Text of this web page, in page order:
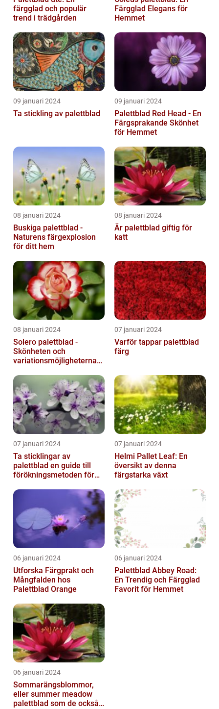
färgglad och populär
trend i trädgården
Färgglad Elegans för
Hemmet
09 januari 2024
Ta stickling av palettblad
09 januari 2024
Palettblad Red Head - En
Färgsprakande Skönhet
för Hemmet
08 januari 2024
Buskiga palettblad -
Naturens färgexplosion
för ditt hem
08 januari 2024
Är palettblad giftig för
katt
08 januari 2024
Solero palettblad -
Skönheten och
variationsmöjligheterna
07 januari 2024
Varför tappar palettblad
färg
07 januari 2024
Ta sticklingar av
palettblad en guide till
förökningsmetoden för
07 januari 2024
Helmi Pallet Leaf: En
översikt av denna
färgstarka växt
06 januari 2024
Utforska Färgprakt och
Mångfalden hos
Palettblad Orange
06 januari 2024
Palettblad Abbey Road:
En Trendig och Färgglad
Favorit för Hemmet
06 januari 2024
Sommarängsblommor,
eller summer meadow
palettblad som de också